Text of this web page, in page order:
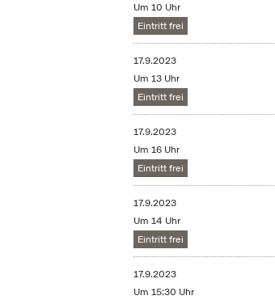
Um 10 Uhr
Eintritt frei
17.9.2023
Um 13 Uhr
Eintritt frei
17.9.2023
Um 16 Uhr
Eintritt frei
17.9.2023
Um 14 Uhr
Eintritt frei
17.9.2023
Um 15:30 Uhr